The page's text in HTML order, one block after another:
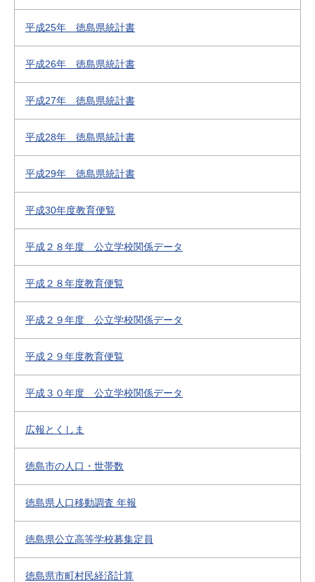
平成25年 徳島県統計書
平成26年 徳島県統計書
平成27年 徳島県統計書
平成28年 徳島県統計書
平成29年 徳島県統計書
平成30年度教育便覧
平成２８年度 公立学校関係データ
平成２８年度教育便覧
平成２９年度 公立学校関係データ
平成２９年度教育便覧
平成３０年度 公立学校関係データ
広報とくしま
徳島市の人口・世帯数
徳島県人口移動調査 年報
徳島県公立高等学校募集定員
徳島県市町村民経済計算